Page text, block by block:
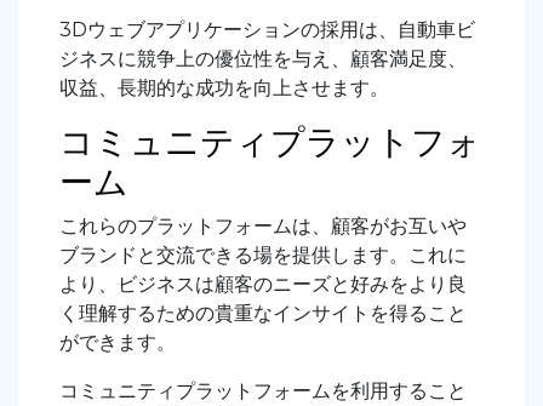
3Dウェブアプリケーションの採用は、自動車ビ
ジネスに競争上の優位性を与え、顧客満足度、
収益、長期的な成功を向上させます。
コミュニティプラットフォ
ーム
これらのプラットフォームは、顧客がお互いや
ブランドと交流できる場を提供します。これに
より、ビジネスは顧客のニーズと好みをより良
く理解するための貴重なインサイトを得ること
ができます。
コミュニティプラットフォームを利用すること